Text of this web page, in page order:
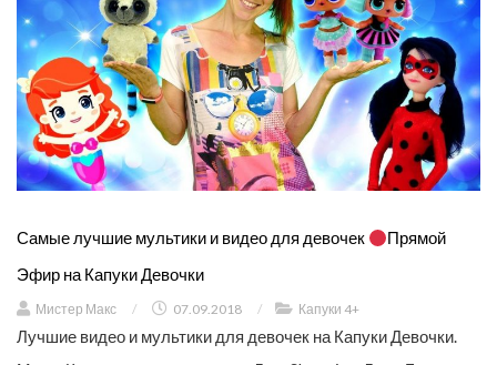
Самые лучшие мультики и видео для девочек
Прямой
Эфир на Капуки Девочки
Мистер Макс / 07.09.2018 / Капуки 4+
Лучшие видео и мультики для девочек на Капуки Девочки.